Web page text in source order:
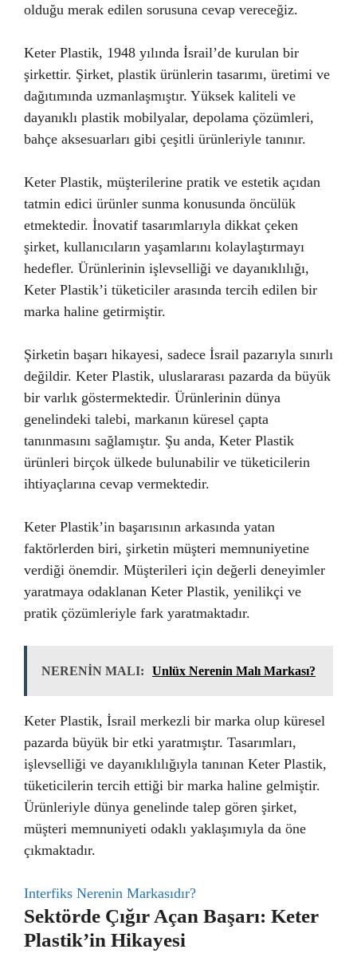
olduğu merak edilen sorusuna cevap vereceğiz.
Keter Plastik, 1948 yılında İsrail’de kurulan bir
şirkettir. Şirket, plastik ürünlerin tasarımı, üretimi ve
dağıtımında uzmanlaşmıştır. Yüksek kaliteli ve
dayanıklı plastik mobilyalar, depolama çözümleri,
bahçe aksesuarları gibi çeşitli ürünleriyle tanınır.
Keter Plastik, müşterilerine pratik ve estetik açıdan
tatmin edici ürünler sunma konusunda öncülük
etmektedir. İnovatif tasarımlarıyla dikkat çeken
şirket, kullanıcıların yaşamlarını kolaylaştırmayı
hedefler. Ürünlerinin işlevselliği ve dayanıklılığı,
Keter Plastik’i tüketiciler arasında tercih edilen bir
marka haline getirmiştir.
Şirketin başarı hikayesi, sadece İsrail pazarıyla sınırlı
değildir. Keter Plastik, uluslararası pazarda da büyük
bir varlık göstermektedir. Ürünlerinin dünya
genelindeki talebi, markanın küresel çapta
tanınmasını sağlamıştır. Şu anda, Keter Plastik
ürünleri birçok ülkede bulunabilir ve tüketicilerin
ihtiyaçlarına cevap vermektedir.
Keter Plastik’in başarısının arkasında yatan
faktörlerden biri, şirketin müşteri memnuniyetine
verdiği önemdir. Müşterileri için değerli deneyimler
yaratmaya odaklanan Keter Plastik, yenilikçi ve
pratik çözümleriyle fark yaratmaktadır.
NERENİN MALI: Unlüx Nerenin Malı Markası?
Keter Plastik, İsrail merkezli bir marka olup küresel
pazarda büyük bir etki yaratmıştır. Tasarımları,
işlevselliği ve dayanıklılığıyla tanınan Keter Plastik,
tüketicilerin tercih ettiği bir marka haline gelmiştir.
Ürünleriyle dünya genelinde talep gören şirket,
müşteri memnuniyeti odaklı yaklaşımıyla da öne
çıkmaktadır.
Interfiks Nerenin Markasıdır?
Sektörde Çığır Açan Başarı: Keter
Plastik’in Hikayesi